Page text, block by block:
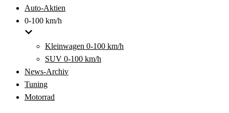
Auto-Aktien
0-100 km/h
Kleinwagen 0-100 km/h
SUV 0-100 km/h
News-Archiv
Tuning
Motorrad